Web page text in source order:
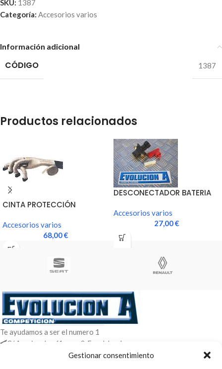
Gestionar consentimiento
SKU: 1387
Categoría: Accesorios varios
Información adicional
CÓDIGO 1387
Productos relacionados
CINTA PROTECCIÓN
Accesorios varios
68,00€
DESCONECTADOR BATERIA
Accesorios varios
27,00€
Te ayudamos a ser el numero 1
C/ Arquimedes 61 nave 2. Fuenlabrada
WhatsApp +34 670604426